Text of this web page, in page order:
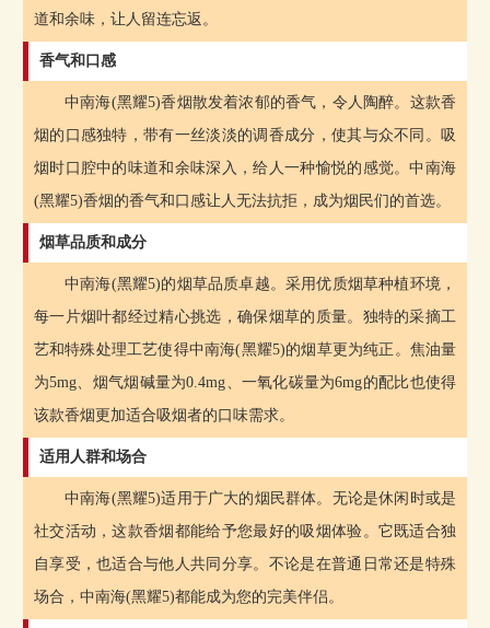
道和余味，让人留连忘返。
香气和口感
中南海(黑耀5)香烟散发着浓郁的香气，令人陶醉。这款香
烟的口感独特，带有一丝淡淡的调香成分，使其与众不同。吸
烟时口腔中的味道和余味深入，给人一种愉悦的感觉。中南海
(黑耀5)香烟的香气和口感让人无法抗拒，成为烟民们的首选。
烟草品质和成分
中南海(黑耀5)的烟草品质卓越。采用优质烟草种植环境，
每一片烟叶都经过精心挑选，确保烟草的质量。独特的采摘工
艺和特殊处理工艺使得中南海(黑耀5)的烟草更为纯正。焦油量
为5mg、烟气烟碱量为0.4mg、一氧化碳量为6mg的配比也使得
该款香烟更加适合吸烟者的口味需求。
适用人群和场合
中南海(黑耀5)适用于广大的烟民群体。无论是休闲时或是
社交活动，这款香烟都能给予您最好的吸烟体验。它既适合独
自享受，也适合与他人共同分享。不论是在普通日常还是特殊
场合，中南海(黑耀5)都能成为您的完美伴侣。